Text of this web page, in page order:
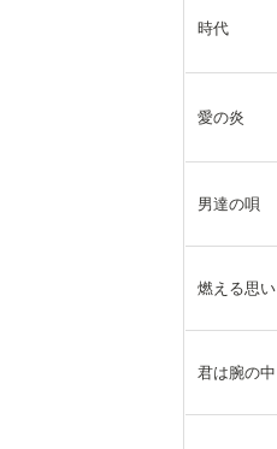
時代
愛の炎
男達の唄
燃える思い
君は腕の中